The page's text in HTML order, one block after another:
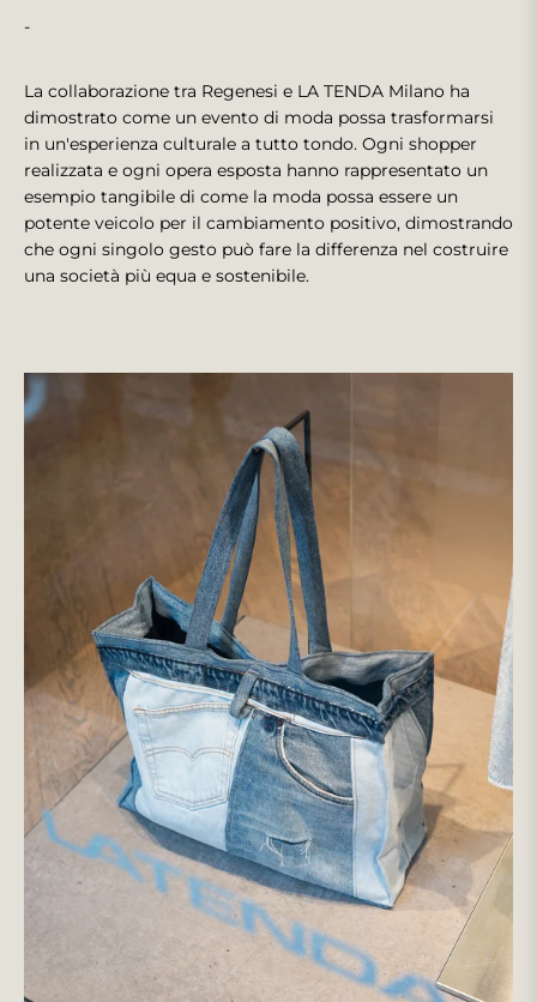
-
La collaborazione tra Regenesi e LA TENDA Milano ha
dimostrato come un evento di moda possa trasformarsi
in un'esperienza culturale a tutto tondo. Ogni shopper
realizzata e ogni opera esposta hanno rappresentato un
esempio tangibile di come la moda possa essere un
potente veicolo per il cambiamento positivo, dimostrando
che ogni singolo gesto può fare la differenza nel costruire
una società più equa e sostenibile.